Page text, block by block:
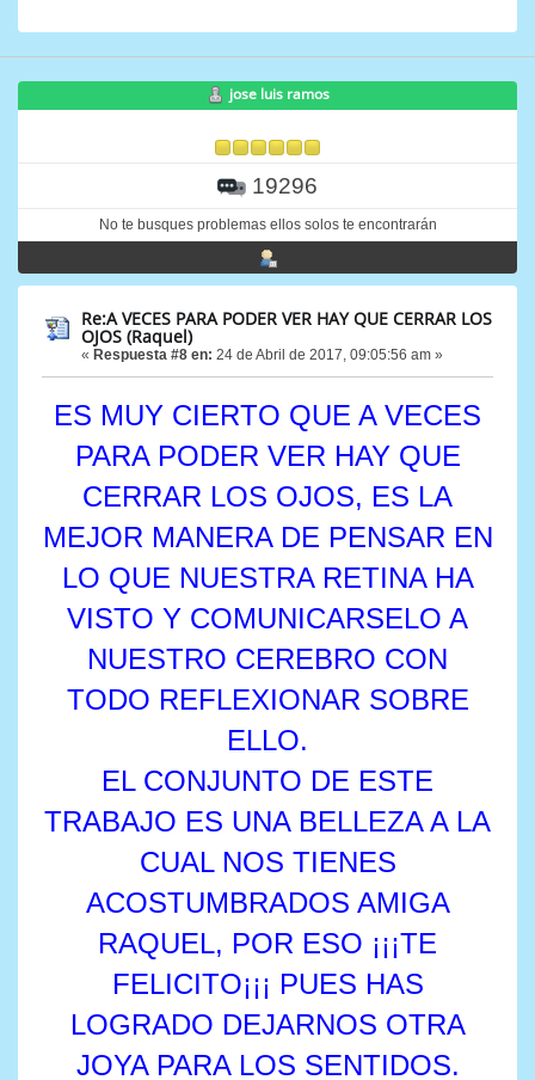
jose luis ramos
19296
No te busques problemas ellos solos te encontrarán
Re:A VECES PARA PODER VER HAY QUE CERRAR LOS
OJOS (Raquel)
« Respuesta #8 en: 24 de Abril de 2017, 09:05:56 am »
ES MUY CIERTO QUE A VECES
PARA PODER VER HAY QUE
CERRAR LOS OJOS, ES LA
MEJOR MANERA DE PENSAR EN
LO QUE NUESTRA RETINA HA
VISTO Y COMUNICARSELO A
NUESTRO CEREBRO CON
TODO REFLEXIONAR SOBRE
ELLO.
EL CONJUNTO DE ESTE
TRABAJO ES UNA BELLEZA A LA
CUAL NOS TIENES
ACOSTUMBRADOS AMIGA
RAQUEL, POR ESO ¡¡¡TE
FELICITO¡¡¡ PUES HAS
LOGRADO DEJARNOS OTRA
JOYA PARA LOS SENTIDOS.